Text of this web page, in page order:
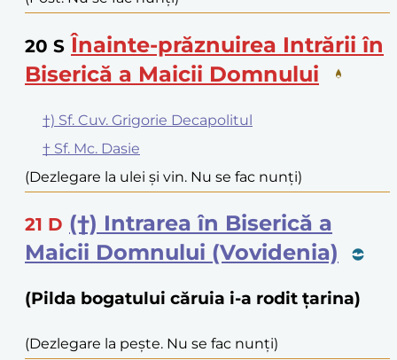
20 S Înainte-prăznuirea Intrării în
Biserică a Maicii Domnului
†) Sf. Cuv. Grigorie Decapolitul
† Sf. Mc. Dasie
(Dezlegare la ulei și vin. Nu se fac nunți)
21 D (†) Intrarea în Biserică a
Maicii Domnului (Vovidenia)
(Pilda bogatului căruia i-a rodit țarina)
(Dezlegare la pește. Nu se fac nunți)